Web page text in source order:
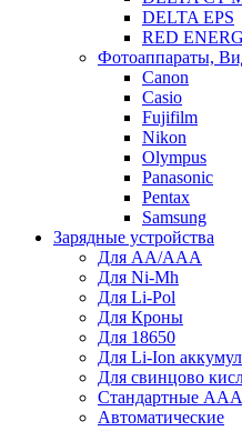
DELTA EPS
RED
Фотоаппараты,
Canon
Casio
Fujifilm
Nikon
Olympus
Panasonic
Pentax
Samsung
Зарядные устройства
Для AA/AAA
Для Ni-Mh
Для Li-Pol
Для Кроны
Для 18650
Для Li-Ion
Для свинцово
Стандартные
Автоматические